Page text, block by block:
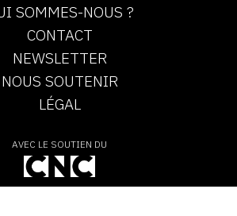
SOMMES-NOUS ?
CONTACT
NEWSLETTER
NOUS SOUTENIR
LÉGAL
AVEC LE SOUTIEN DU